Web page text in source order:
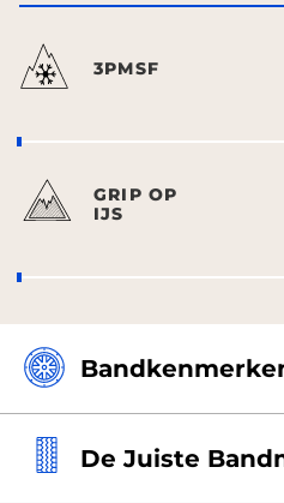
3PMSF
GRIP OP
IJS
De Juiste